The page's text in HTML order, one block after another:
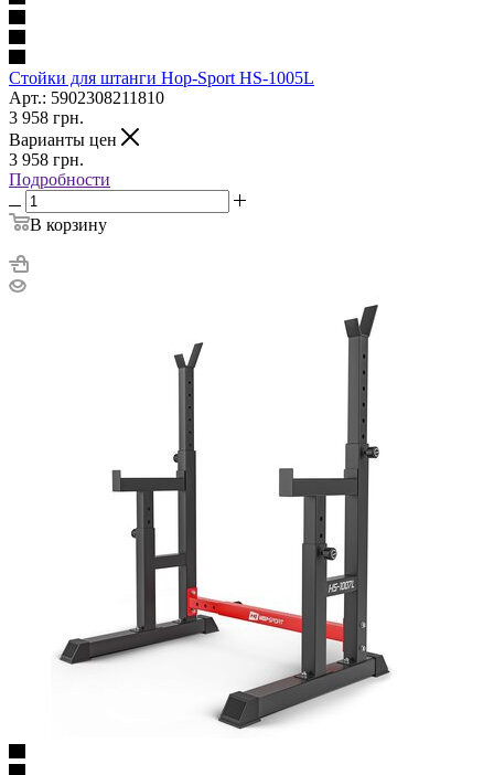
Cтойки для штанги Hop-Sport HS-1005L
Арт.: 5902308211810
3 958 грн.
Варианты цен
3 958 грн.
Подробности
В корзину